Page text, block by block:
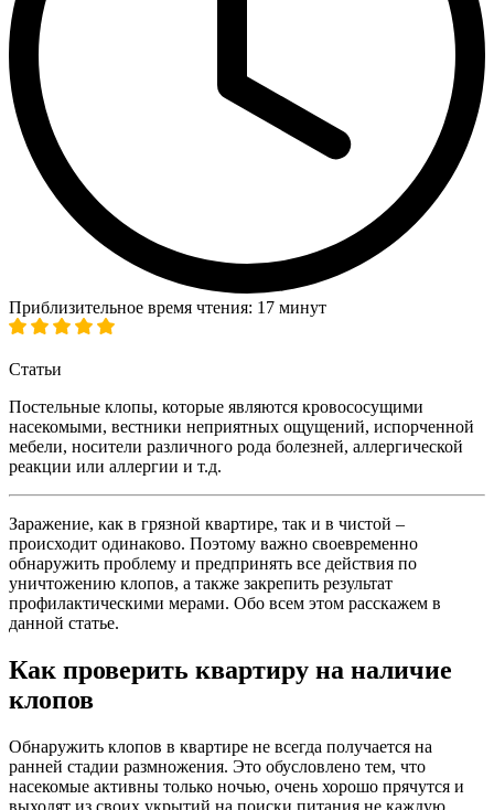
Приблизительное время чтения: 17 минут
Статьи
Постельные клопы, которые являются кровососущими
насекомыми, вестники неприятных ощущений, испорченной
мебели, носители различного рода болезней, аллергической
реакции или аллергии и т.д.
Заражение, как в грязной квартире, так и в чистой –
происходит одинаково. Поэтому важно своевременно
обнаружить проблему и предпринять все действия по
уничтожению клопов, а также закрепить результат
профилактическими мерами. Обо всем этом расскажем в
данной статье.
Как проверить квартиру на наличие
клопов
Обнаружить клопов в квартире не всегда получается на
ранней стадии размножения. Это обусловлено тем, что
насекомые активны только ночью, очень хорошо прячутся и
выходят из своих укрытий на поиски питания не каждую